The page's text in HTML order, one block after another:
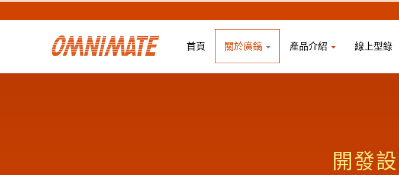
首頁 關於廣鎬 產品介紹 線上型錄
開發